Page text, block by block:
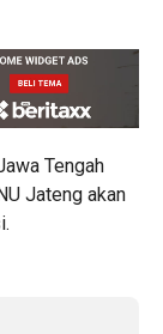
Tengah
Jateng akan